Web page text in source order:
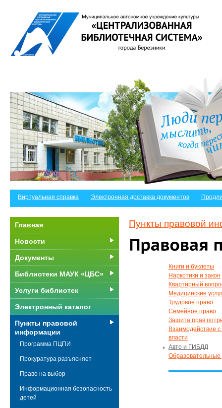
Виртуальная справка Электронная доставка документов
Пункты правовой
Книги и буклеты
Наркотики и закон
Квартирный
Медицинские
Трудовое право
Семейное право
Защита прав
Взаимодействие
власти
Авто и ГИБДД
Образовательные
Главная
Новости
Документы
Библиотеки МАУК «ЦБС»
Услуги библиотек
Электронный каталог
Пункты правовой
информации
Программа ПЦПИ
Прокуратура разъясняет
Право на выбор
Информационная безопасность
детей